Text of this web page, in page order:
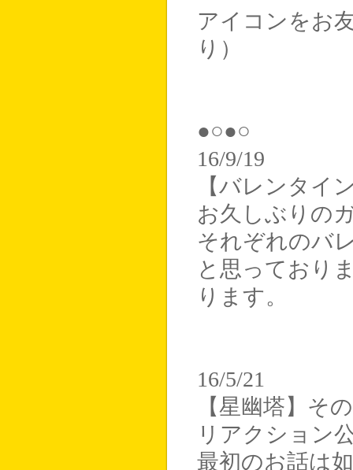
アイコンをお
り）
●○●○
16/9/19
【バレンタイ
お久しぶりの
それぞれのバ
と思っており
ります。
16/5/21
【星幽塔】そ
リアクション
最初のお話は